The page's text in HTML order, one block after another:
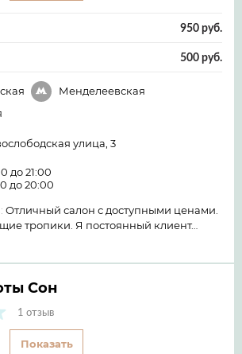
950 руб.
500 руб.
Менделеевская
улица, 3
до 21:00
до 20:00
Отличный салон с доступными ценами.
тропики. Я постоянный клиент…
Сон
1 отзыв
Показать